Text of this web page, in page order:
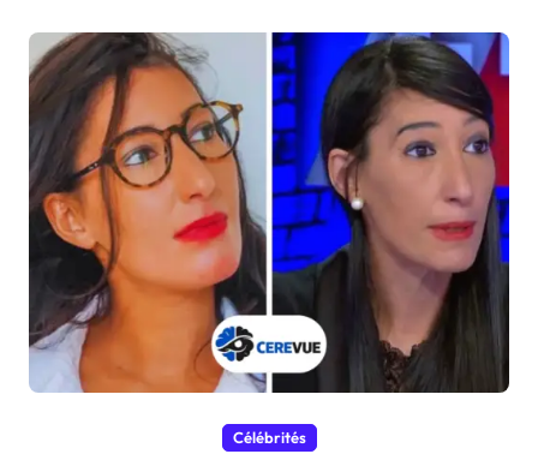
Célébrités